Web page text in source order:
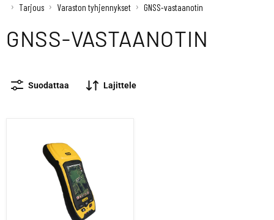
› Tarjous › Varaston tyhjennykset › GNSS-vastaanotin
GNSS-VASTAANOTIN
Suodattaa Lajittele